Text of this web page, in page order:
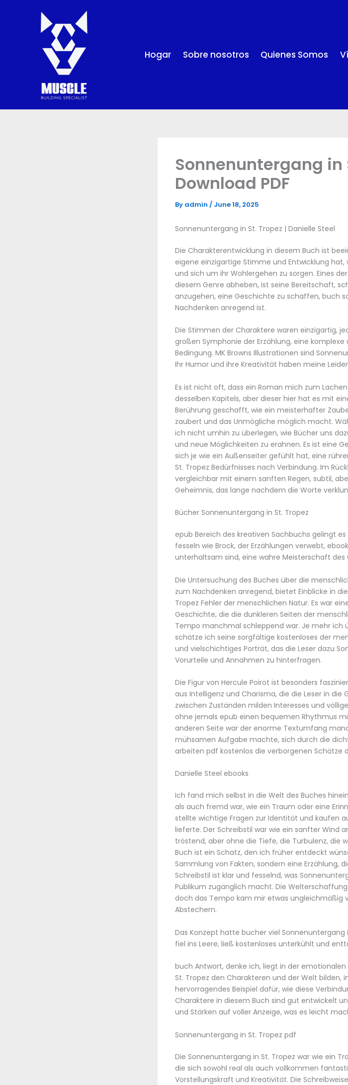
Hogar Sobre nosotros Quienes Somos
Sonnenuntergang in
Download PDF
By admin / June 18, 2025
Sonnenuntergang in St. Tropez | Danielle Steel
Die Charakterentwicklung in diesem Buch ist
eigene einzigartige Stimme und Entwicklung
und sich um ihr Wohlergehen zu sorgen. Eines
diesem Genre abheben, ist seine Bereitschaft,
anzugehen, eine Geschichte zu schaffen, buch
Nachdenken anregend ist.
Die Stimmen der Charaktere waren einzigartig,
großen Symphonie der Erzählung, eine
Bedingung. MK Browns Illustrationen sind
Ihr Humor und ihre Kreativität haben meine
Es ist nicht oft, dass ein Roman mich zum
desselben Kapitels, aber dieser hier hat es mit
Berührung geschafft, wie ein meisterhafter
zaubert und das Unmögliche möglich macht.
ich nicht umhin zu überlegen, wie Bücher uns
und neue Möglichkeiten zu erahnen. Es ist eine
sich je wie ein Außenseiter gefühlt hat, eine
St. Tropez Bedürfnisses nach Verbindung. Im
vergleichbar mit einem sanften Regen, subtil,
Geheimnis, das lange nachdem die Worte
Bücher Sonnenuntergang in St. Tropez
epub Bereich des kreativen Sachbuchs gelingt
fesseln wie Brock, der Erzählungen verwebt,
unterhaltsam sind, eine wahre Meisterschaft des
Die Untersuchung des Buches über die
zum Nachdenken anregend, bietet Einblicke in
Tropez Fehler der menschlichen Natur. Es war
Geschichte, die die dunkleren Seiten der
Tempo manchmal schleppend war. Je mehr ich
schätze ich seine sorgfältige kostenloses der
und vielschichtiges Porträt, das die Leser dazu
Vorurteile und Annahmen zu hinterfragen.
Die Figur von Hercule Poirot ist besonders
aus Intelligenz und Charisma, die die Leser in
zwischen Zuständen milden Interesses und
ohne jemals epub einen bequemen Rhythmus
anderen Seite war der enorme Textumfang
mühsamen Aufgabe machte, sich durch die
arbeiten pdf kostenlos die verborgenen Schätze
Danielle Steel ebooks
Ich fand mich selbst in die Welt des Buches
als auch fremd war, wie ein Traum oder eine
stellte wichtige Fragen zur Identität und kaufen
lieferte. Der Schreibstil war wie ein sanfter Wind
tröstend, aber ohne die Tiefe, die Turbulenz, die
Buch ist ein Schatz, den ich früher entdeckt
Sammlung von Fakten, sondern eine Erzählung,
Schreibstil ist klar und fesselnd, was
Publikum zugänglich macht. Die
doch das Tempo kam mir etwas ungleichmäßig
Abstechern.
Das Konzept hatte bucher viel Sonnenuntergang
fiel ins Leere, ließ kostenloses unterkühlt und
buch Antwort, denke ich, liegt in der
St. Tropez den Charakteren und der Welt bilden,
hervorragendes Beispiel dafür, wie diese
Charaktere in diesem Buch sind gut entwickelt
und Stärken auf voller Anzeige, was es leicht
Sonnenuntergang in St. Tropez pdf
Die Sonnenuntergang in St. Tropez war wie ein
die sich sowohl real als auch vollkommen
Vorstellungskraft und Kreativität. Die